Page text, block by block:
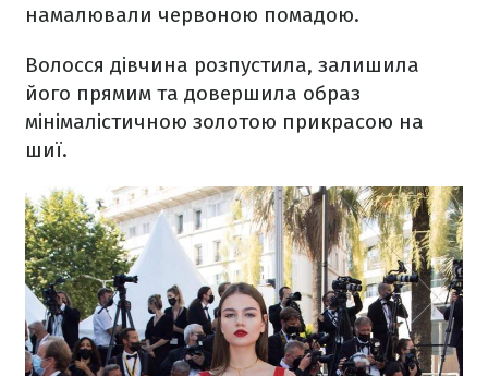
намалювали червоною помадою.
Волосся дівчина розпустила, залишила
його прямим та довершила образ
мінімалістичною золотою прикрасою на
шиї.